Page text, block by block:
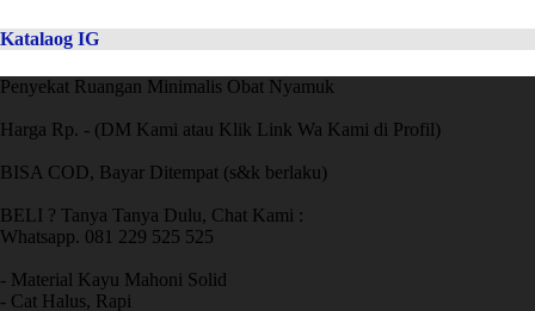
Katalaog IG
Penyekat Ruangan Minimalis Obat Nyamuk
Harga Rp. - (DM Kami atau Klik Link Wa Kami di Profil)
BISA COD, Bayar Ditempat (s&k berlaku)
BELI ? Tanya Tanya Dulu, Chat Kami :
Whatsapp. 081 229 525 525
- Material Kayu Mahoni Solid
- Cat Halus, Rapi